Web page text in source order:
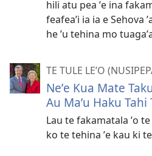
hili atu pea ʼe ina
feafeaʼi ia ia e Sehova
he ʼu tehina mo
TE TULE LE’O
Neʼe Kua Mate
Au Maʼu Haku Tahi
Lau te fakamatala ʼo
ko te tehina ʼe kau ki